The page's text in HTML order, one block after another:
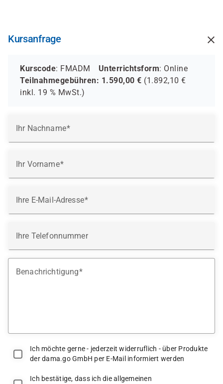
Kursanfrage
Kurscode: FMADM Unterrichtsform: Online
Teilnahmegebühren: 1.590,00 € (1.892,10 €
inkl. 19 % MwSt.)
Ihr Nachname
Ihr Vorname
Ihre E-Mail-Adresse
Ihre Telefonnummer
Benachrichtigung
Ich möchte gerne - jederzeit widerruflich - über Produkte
der dama.go GmbH per E-Mail informiert werden
Ich bestätige, dass ich die allgemeinen